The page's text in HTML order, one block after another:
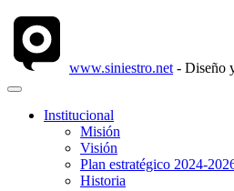
www.siniestro.net - Diseño
Institucional
Misión
Visión
Plan estratégico 2024-
Historia